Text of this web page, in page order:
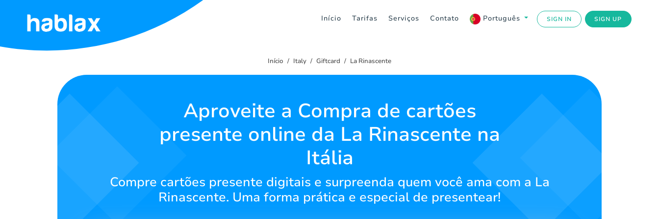
Início Tarifas Serviços Contato Português SIGN IN SIGN UP
Início
Início Italy Giftcard La Rinascente
Aproveite a Compra de cartões
presente online da La Rinascente na
Itália
Compre cartões presente digitais e surpreenda quem você ama com a La
Rinascente. Uma forma prática e especial de presentear!